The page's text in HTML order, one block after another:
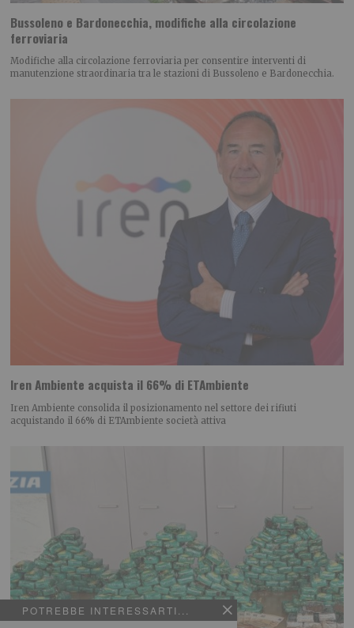
POTREBBE INTERESSARTI...
Bussoleno e Bardonecchia, modifiche alla circolazione
ferroviaria
Modifiche alla circolazione ferroviaria per consentire interventi di
manutenzione straordinaria tra le stazioni di Bussoleno e Bardonecchia.
Iren Ambiente acquista il 66% di ETAmbiente
Iren Ambiente consolida il posizionamento nel settore dei rifiuti
acquistando il 66% di ETAmbiente società attiva